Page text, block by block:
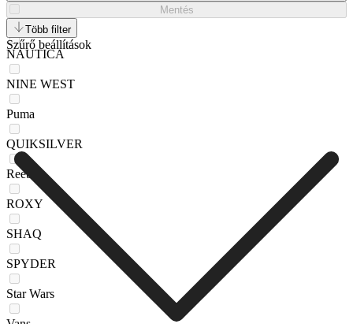
Mexx
NAUTICA
NINE WEST
Puma
QUIKSILVER
Reebok
ROXY
SHAQ
SPYDER
Star Wars
Mentés
Több filter
Szűrő beállítások